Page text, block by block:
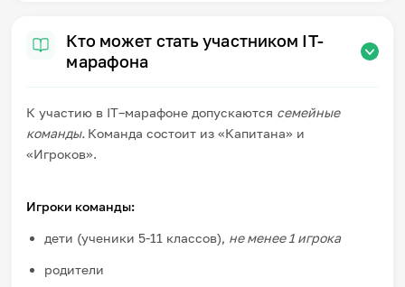
Кто может стать участником IT-
марафона
К участию в IT–марафоне допускаются семейные
команды. Команда состоит из «Капитана» и
«Игроков».
Игроки команды:
дети (ученики 5-11 классов), не менее 1 игрока
родители